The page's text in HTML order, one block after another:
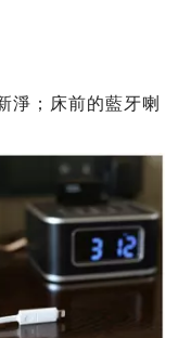
淨；床前的藍牙喇